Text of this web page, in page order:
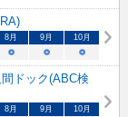
8月 9月 10月
○ ○ ○
ドック(ABC検
8月 9月 10月